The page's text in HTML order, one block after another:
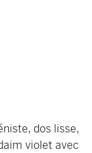
dos lisse,
violet avec